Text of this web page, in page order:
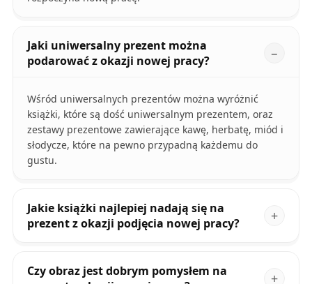
Jaki uniwersalny prezent można
podarować z okazji nowej pracy?
Wśród uniwersalnych prezentów można wyróżnić
książki, które są dość uniwersalnym prezentem, oraz
zestawy prezentowe zawierające kawę, herbatę, miód i
słodycze, które na pewno przypadną każdemu do
gustu.
Jakie książki najlepiej nadają się na
prezent z okazji podjęcia nowej pracy?
Czy obraz jest dobrym pomysłem na